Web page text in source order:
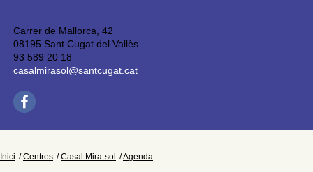
Carrer de Mallorca, 42
08195 Sant Cugat del Vallès
93 589 20 18
casalmirasol@santcugat.cat
Inici Centres Casal Mira-sol Agenda